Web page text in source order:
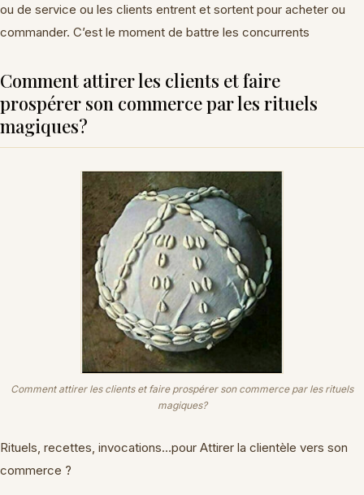
ou de service ou les clients entrent et sortent pour acheter ou
commander. C’est le moment de battre les concurrents
Comment attirer les clients et faire
prospérer son commerce par les rituels
magiques?
Comment attirer les clients et faire prospérer son commerce par les rituels
magiques?
Rituels, recettes, invocations…pour Attirer la clientèle vers son
commerce ?